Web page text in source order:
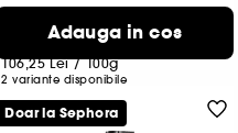
42,50 Lei
Cel mai mic pret:61,00 Lei
106,25 Lei /100g
2 variante disponibile
Adauga in cos
Doar la Sephora